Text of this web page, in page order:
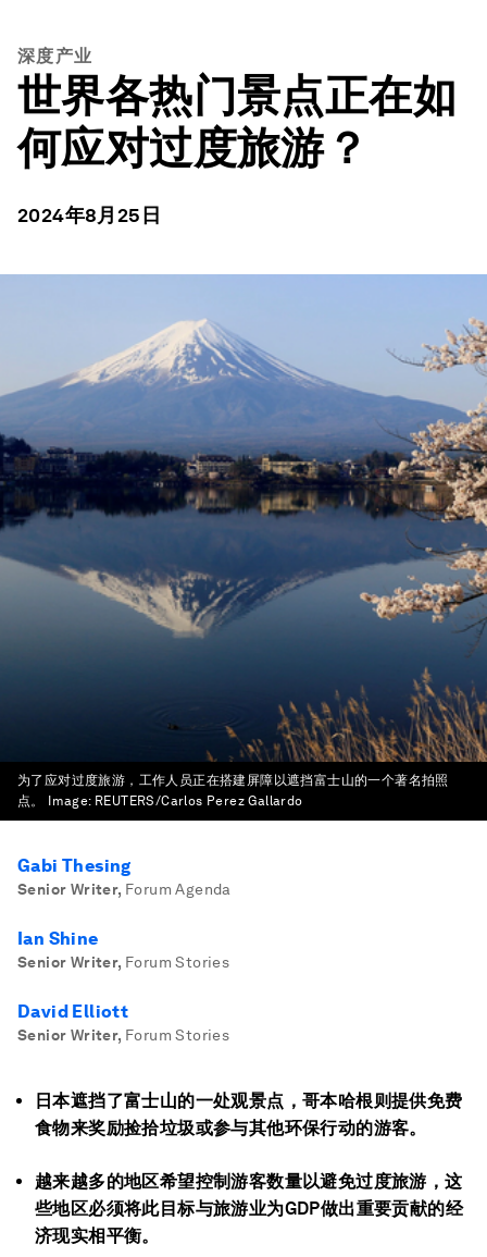
深度产业
世界各热门景点正在如
何应对过度旅游？
2024年8月25日
为了应对过度旅游，工作人员正在搭建屏障以遮挡富士山的一个著名拍照
点。
Image: REUTERS/Carlos Perez Gallardo
Gabi Thesing
Senior Writer, Forum Agenda
Ian Shine
Senior Writer, Forum Stories
David Elliott
Senior Writer, Forum Stories
日本遮挡了富士山的一处观景点，哥本哈根则提供免费
食物来奖励捡拾垃圾或参与其他环保行动的游客。
越来越多的地区希望控制游客数量以避免过度旅游，这
些地区必须将此目标与旅游业为GDP做出重要贡献的经
济现实相平衡。